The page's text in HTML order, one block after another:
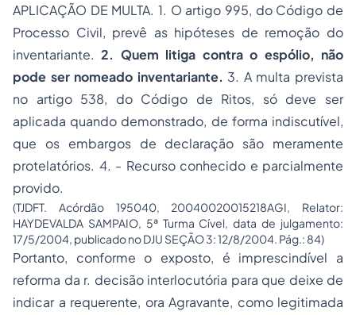
APLICAÇÃO DE MULTA. 1. O artigo 995, do Código de
Processo Civil, prevê as hipóteses de remoção do
inventariante.2. Quem litiga contra o espólio, não
pode ser nomeado inventariante. 3. A multa prevista
no artigo 538, do Código de Ritos, só deve ser
aplicada quando demonstrado, de forma indiscutível,
que os embargos de declaração são meramente
protelatórios. 4. - Recurso conhecido e parcialmente
provido.
(TJDFT. Acórdão 195040, 20040020015218AGI, Relator:
HAYDEVALDA SAMPAIO, 5ª Turma Cível, data de julgamento:
17/5/2004, publicado no DJU SEÇÃO 3: 12/8/2004. Pág.: 84)
Portanto, conforme o exposto, é imprescindível a
reforma da r. decisão interlocutória para que deixe de
indicar a requerente, ora Agravante, como legitimada